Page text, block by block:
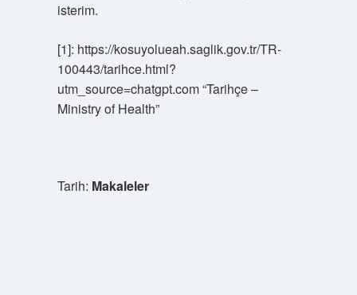
isterim.
[1]: https://kosuyolueah.saglik.gov.tr/TR-
100443/tarihce.html?
utm_source=chatgpt.com “Tarihçe –
Ministry of Health”
Tarih: Makaleler